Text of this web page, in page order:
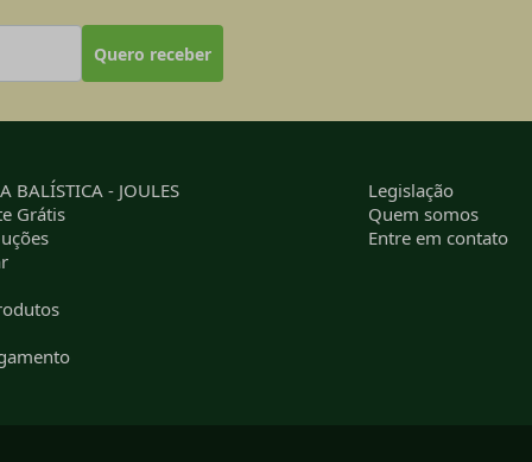
Quero receber
BALÍSTICA - JOULES
Grátis
Legislação
Quem somos
Entre em contato